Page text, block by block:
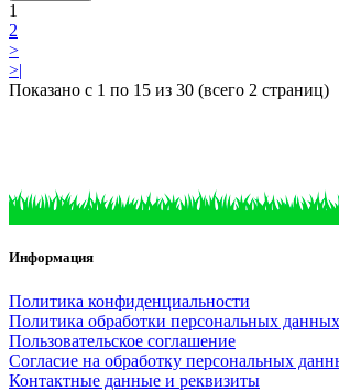
1
2
>
>|
Показано с 1 по 15 из 30 (всего 2 страниц)
Информация
Политика конфиденциальности
Политика обработки персональных данных
Пользовательское соглашение
Согласие на обработку персональных
Контактные данные и реквизиты